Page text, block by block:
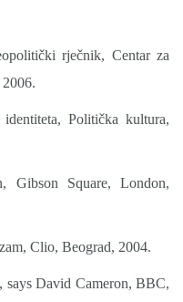
rječnik, Centar za
Politička kultura,
Gibson Square, London,
Clio, Beograd, 2004.
says David Cameron, BBC,